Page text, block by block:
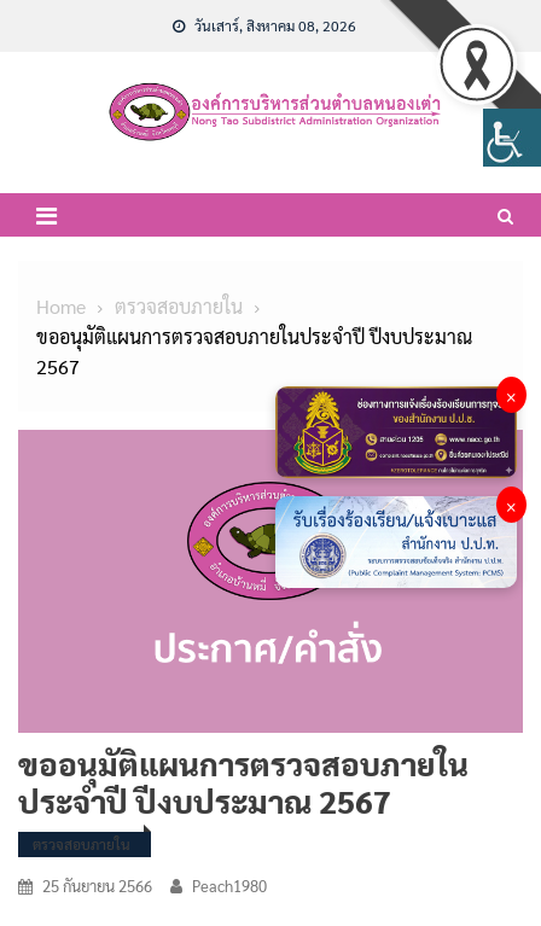
วันเสาร์, สิงหาคม 08, 2026
Home
ตรวจสอบภายใน
ขออนุมัติแผนการตรวจสอบภายในประจำปี ปีงบประมาณ
2567
ขออนุมัติแผนการตรวจสอบภายใน
ประจำปี ปีงบประมาณ 2567
ตรวจสอบภายใน
25 กันยายน 2566 Peach1980
×
×